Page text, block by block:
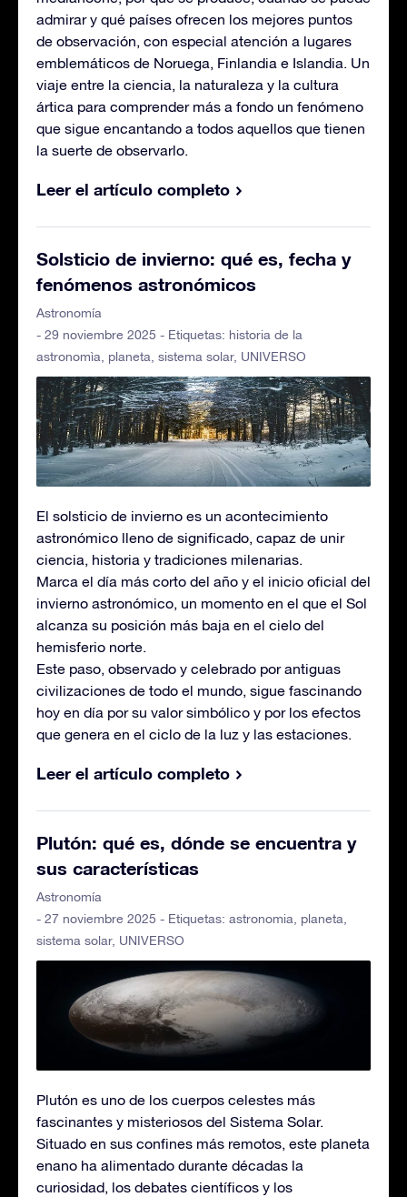
admirar y qué países ofrecen los mejores puntos
de observación, con especial atención a lugares
emblemáticos de Noruega, Finlandia e Islandia. Un
viaje entre la ciencia, la naturaleza y la cultura
ártica para comprender más a fondo un fenómeno
que sigue encantando a todos aquellos que tienen
la suerte de observarlo.
Leer el artículo completo
Solsticio de invierno: qué es, fecha y
fenómenos astronómicos
Astronomía
- 29 noviembre 2025 - Etiquetas: historia de la
astronomìa
planeta sistema solar, UNIVERSO
El solsticio de invierno es un acontecimiento
astronómico lleno de significado, capaz de unir
ciencia, historia y tradiciones milenarias.
Marca el día más corto del año y el inicio oficial del
invierno astronómico, un momento en el que el Sol
alcanza su posición más baja en el cielo del
hemisferio norte.
Este paso, observado y celebrado por antiguas
civilizaciones de todo el mundo, sigue fascinando
hoy en día por su valor simbólico y por los efectos
que genera en el ciclo de la luz y las estaciones.
Leer el artículo completo
Plutón: qué es, dónde se encuentra y
sus características
Astronomía
- 27 noviembre 2025 - Etiquetas: astronomia planeta
sistema solar, UNIVERSO
Plutón es uno de los cuerpos celestes más
fascinantes y misteriosos del Sistema Solar.
Situado en sus confines más remotos, este planeta
enano ha alimentado durante décadas la
curiosidad, los debates científicos y los